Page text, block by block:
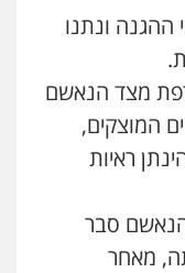
צווארון לבן
ונתנו
מצד הנאשם
המוצקים,
ראיות
סבר
מאחר